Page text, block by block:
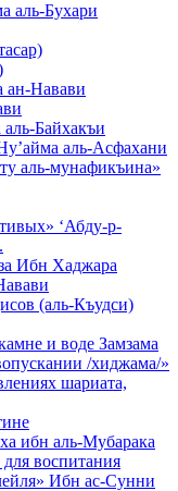
аль-Бухари
ан-Навави
Байхакъи
аль-Асфахани
аль-мунафикъина»
‘Абду-р-
Ибн Хаджара
(аль-Къудси)
и воде Замзама
/хиджама/»
шариата,
ибн аль-Мубарака
воспитания
Ибн ас-Сунни